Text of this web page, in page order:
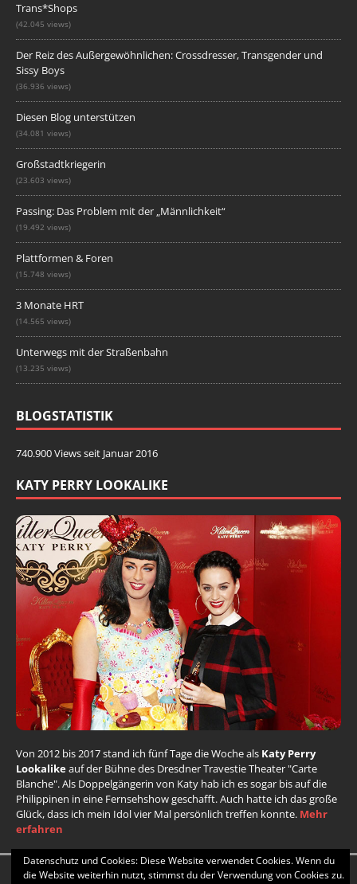
Trans*Shops
(42.045 views)
Der Reiz des Außergewöhnlichen: Crossdresser, Transgender und
Sissy Boys
(36.936 views)
Diesen Blog unterstützen
(34.081 views)
Großstadtkriegerin
(23.603 views)
Passing: Das Problem mit der „Männlichkeit“
(19.492 views)
Plattformen & Foren
(15.748 views)
3 Monate HRT
(14.565 views)
Unterwegs mit der Straßenbahn
(13.235 views)
BLOGSTATISTIK
740.900 Views seit Januar 2016
KATY PERRY LOOKALIKE
Von 2012 bis 2017 stand ich fünf Tage die Woche als Katy Perry
Lookalikeauf der Bühne des Dresdner Travestie Theater "Carte
Blanche". Als Doppelgängerin von Katy hab ich es sogar bis auf die
Philippinen in eine Fernsehshow geschafft. Auch hatte ich das große
Glück, dass ich mein Idol vier Mal persönlich treffen konnte. Mehr
erfahren
Datenschutz und Cookies: Diese Website verwendet Cookies. Wenn du
die Website weiterhin nutzt, stimmst du der Verwendung von Cookies zu.